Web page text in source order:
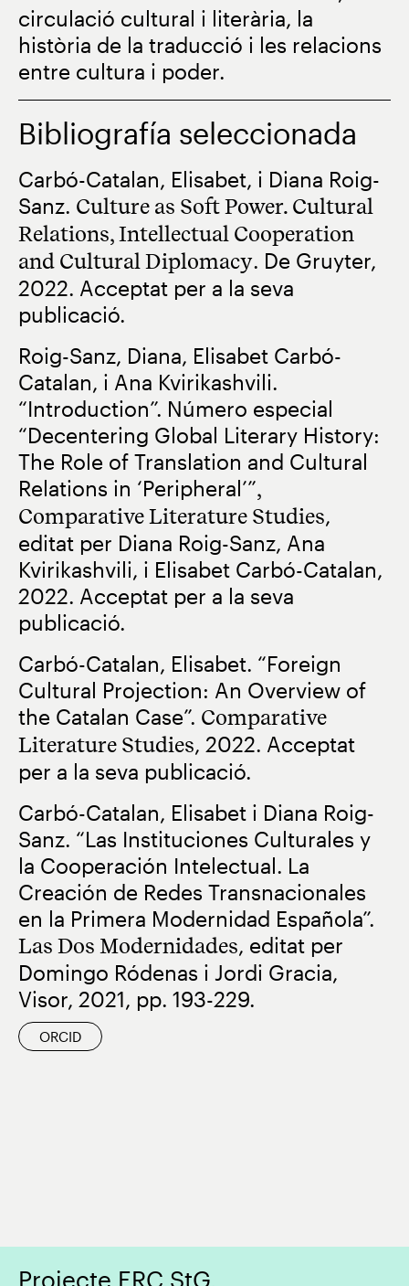
circulació cultural i literària, la
història de la traducció i les relacions
entre cultura i poder.
Bibliografía seleccionada
Carbó-Catalan, Elisabet, i Diana Roig-
Sanz. Culture as Soft Power. Cultural
Relations, Intellectual Cooperation
and Cultural Diplomacy. De Gruyter,
2022. Acceptat per a la seva
publicació.
Roig-Sanz, Diana, Elisabet Carbó-
Catalan, i Ana Kvirikashvili.
“Introduction”. Número especial
“Decentering Global Literary History:
The Role of Translation and Cultural
Relations in ‘Peripheral’”,
Comparative Literature Studies,
editat per Diana Roig-Sanz, Ana
Kvirikashvili, i Elisabet Carbó-Catalan,
2022. Acceptat per a la seva
publicació.
Carbó-Catalan, Elisabet. “Foreign
Cultural Projection: An Overview of
the Catalan Case”. Comparative
Literature Studies, 2022. Acceptat
per a la seva publicació.
Carbó-Catalan, Elisabet i Diana Roig-
Sanz. “Las Instituciones Culturales y
la Cooperación Intelectual. La
Creación de Redes Transnacionales
en la Primera Modernidad Española”.
Las Dos Modernidades, editat per
Domingo Ródenas i Jordi Gracia,
Visor, 2021, pp. 193-229.
ORCID
Projecte ERC StG.